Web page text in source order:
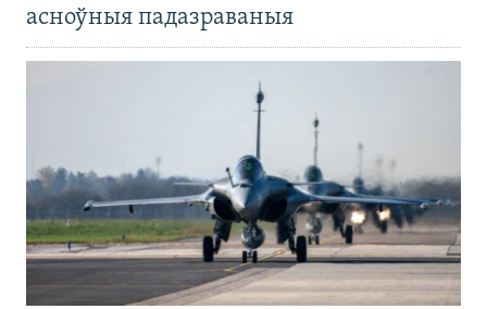
асноўныя падазраваныя